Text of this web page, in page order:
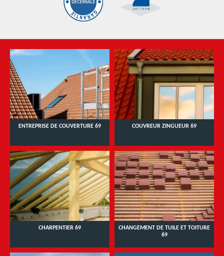
ENTREPRISE DE COUVERTURE 69 COUVREUR ZINGUEUR 69
CHARPENTIER 69
CHANGEMENT DE TUILE ET TOITURE
69